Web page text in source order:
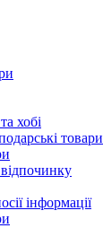
хобі
товари
інформації